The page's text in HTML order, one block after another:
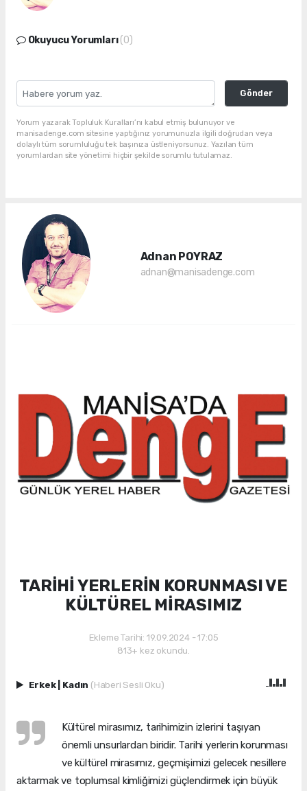
Okuyucu Yorumları(0)
Gönder
Yorum yazarak Topluluk Kuralları’nı kabul etmiş bulunuyor ve
manisadenge.com sitesine yaptığınız yorumunuzla ilgili doğrudan veya
dolaylı tüm sorumluluğu tek başınıza üstleniyorsunuz. Yazılan tüm
yorumlardan site yönetimi hiçbir şekilde sorumlu tutulamaz.
Adnan POYRAZ
adnan@manisadenge.com
TARİHİ YERLERİN KORUNMASI VE
KÜLTÜREL MİRASIMIZ
Ekleme Tarihi: 19.09.2024 - 17:05
813+ kez okundu.
Erkek Kadın (Haberi Sesli Oku)
Kültürel mirasımız, tarihimizin izlerini taşıyan
önemli unsurlardan biridir. Tarihi yerlerin korunması
ve kültürel mirasımız, geçmişimizi gelecek nesillere
aktarmak ve toplumsal kimliğimizi güçlendirmek için büyük